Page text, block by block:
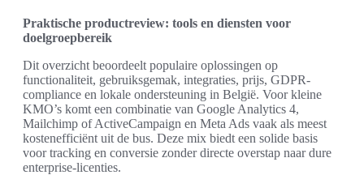
Praktische productreview: tools en diensten voor
doelgroepbereik
Dit overzicht beoordeelt populaire oplossingen op
functionaliteit, gebruiksgemak, integraties, prijs, GDPR-
compliance en lokale ondersteuning in België. Voor kleine
KMO’s komt een combinatie van Google Analytics 4,
Mailchimp of ActiveCampaign en Meta Ads vaak als meest
kostenefficiënt uit de bus. Deze mix biedt een solide basis
voor tracking en conversie zonder directe overstap naar dure
enterprise-licenties.